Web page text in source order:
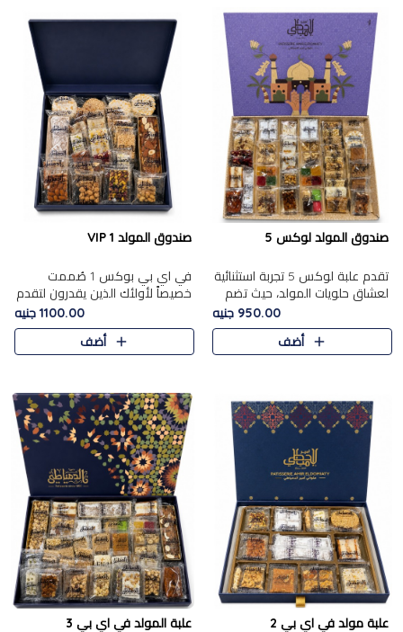
صندوق المولد لوكس 5
تقدم علبة لوكس 5 تجربة استثنائية
لعشاق حلويات المولد، حيث تضم
42 قطعة من تشكيلة فاخرة تجمع
بين أشهر الأصناف التقليدية وأصناف
مميزة مختارة بع..
950.00 جنيه
أضف
صندوق المولد VIP 1
في اي بي بوكس 1 صُممت
خصيصاً لأولئك الذين يقدرون لتقدم
تجربة استثنائية بوكس تجمع بين
أفخر حلويات المولد المصري مع
تشكيلة مختارة من الأصناف ..
1100.00 جنيه
أضف
علبة مولد في اي بي 2 علبة المولد في اي بي 3